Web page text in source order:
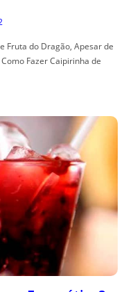
Fruta do Dragão, Apesar de
Fazer Caipirinha de